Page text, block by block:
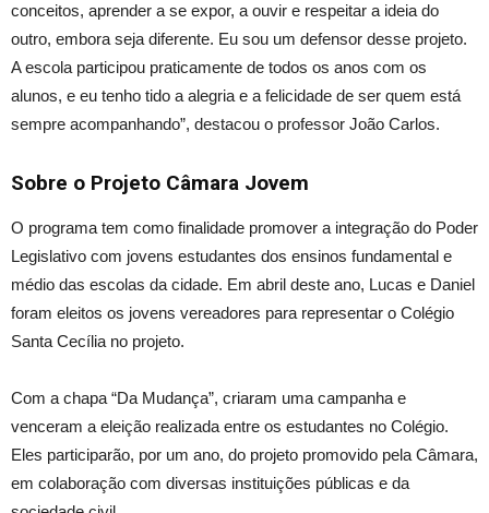
conceitos, aprender a se expor, a ouvir e respeitar a ideia do
outro, embora seja diferente. Eu sou um defensor desse projeto.
A escola participou praticamente de todos os anos com os
alunos, e eu tenho tido a alegria e a felicidade de ser quem está
sempre acompanhando”, destacou o professor João Carlos.
Sobre o Projeto Câmara Jovem
O programa tem como finalidade promover a integração do Poder
Legislativo com jovens estudantes dos ensinos fundamental e
médio das escolas da cidade. Em abril deste ano, Lucas e Daniel
foram eleitos os jovens vereadores para representar o Colégio
Santa Cecília no projeto.
Com a chapa “Da Mudança”, criaram uma campanha e
venceram a eleição realizada entre os estudantes no Colégio.
Eles participarão, por um ano, do projeto promovido pela Câmara,
em colaboração com diversas instituições públicas e da